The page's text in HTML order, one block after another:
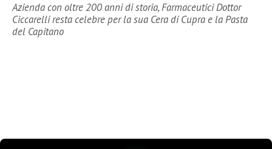
Azienda con oltre 200 anni di storia, Farmaceutici Dottor
Ciccarelli resta celebre per la sua Cera di Cupra e la Pasta
del Capitano